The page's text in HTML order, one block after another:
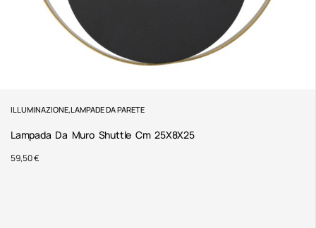
ILLUMINAZIONE,LAMPADE DA PARETE
Lampada Da Muro Shuttle Cm 25X8X25
59,50€